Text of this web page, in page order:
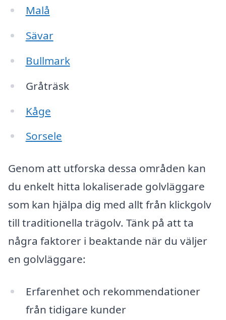
Malå
Sävar
Bullmark
Gråträsk
Kåge
Sorsele
Genom att utforska dessa områden kan
du enkelt hitta lokaliserade golvläggare
som kan hjälpa dig med allt från klickgolv
till traditionella trägolv. Tänk på att ta
några faktorer i beaktande när du väljer
en golvläggare:
Erfarenhet och rekommendationer
från tidigare kunder